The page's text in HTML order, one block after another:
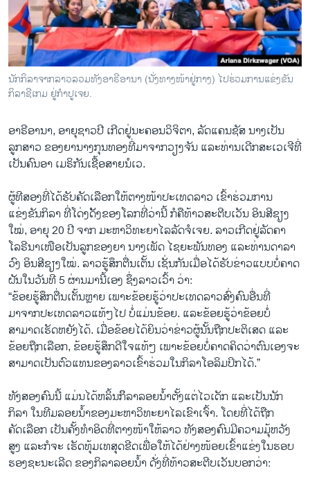
ນັກກິລາຈາກລາວລວມທັງອາຣີອານາ (ນັ່ງທາງໜ້າຢູ່ກາງ) ໄປຮ່ວມການແຂ່ງຂັນ
ກິລາຊີເກມ ຢູ່ກໍາປູເຈຍ.
ອາຣີອານາ, ອາຍຸຊາວປີ ເກີດຢູ່ນະຄອນວິຈິຕາ, ລັດແຄນຊັສ ນາງເປັນ
ລູກສາວ ຂອງຍານາງກຸນທອງທີ່ມາຈາກວຽງຈັນ ແລະທ່ານເດີກສະເວເຈີທີ່
ເປັນຄົນອາ ເມຣິກັນເຊື້ອສາຍນໍເວ.
ຜູ້ທີສອງທີ່ໄດ້ຮັບຄັດເລືອກໃຫ້ຕາງໜ້າປະເທດລາວ ເຂົ້າຮ່ວມການ
ແຂ່ງຂັນກິລາ ທີ່ໂດ່ງດັັງຂອງໂລກທີ່ວ່ານີ້ ກໍຄືທ້າວສະຕີບເວັນ ອິນສີຊຽງ
ໃໝ່, ອາຍຸ 20 ປີ ຈາກ ມະຫາວິທະຍາໄລລັດຈໍເຈຍ. ລາວເກີດຢູ່ລັດຄາ
ໂລຣີນາເໜືອເປັນລູກຂອງຍາ ນາງເພັດ ໄຊຍະພັນທອງ ແລະທ່ານດາລາ
ວົງ ອິນສີຊຽງໃໝ່. ລາວຮູ້ສຶກຕື່ນເຕັ້ນ ເຊັ່ນກັນເມື່ອໄດ້ຮັບຂ່າວແບບບໍ່ຄາດ
ຝັນໃນວັນທີ 5 ຜ່ານມານີ້ເອງ ຊຶ່ງລາວເວົ້າ ວ່າ:
“ຂ້ອຍຮູ້ສຶກຕື່ນເຕັ້ນຫຼາຍ ເພາະຂ້ອຍຮູ້ວ່າປະເທດລາວສົ່ງຄົນອື່ນທີ່
ມາຈາກປະເທດລາວແທ້ໆໄປ ບໍ່ແມ່ນຂ້ອຍ. ແລະຂ້ອຍຮູ້ວ່າຂ້ອຍບໍ່
ສາມາດເຮັດຫຍັງໄດ້. ເມື່ອຂ້ອຍໄດ້ຍິນວ່າຂ່າວຜູ້ນັ້ນຖືກປະຕິເສດ ແລະ
ຂ້ອຍຖືກເລືອກ, ຂ້ອຍຮູ້ສຶກດີໃຈແທ້ໆ ເພາະຂ້ອຍບໍ່ຄາດຄິດວ່າຕົນເອງຈະ
ສາມາດເປັນຕົວແທນຂອງລາວເຂົ້າຮ່ວມໃນກິລາໂອລິມປິກໄດ້.”
ທັງສອງຄົນນີ້ ແມ່ນໄດ້ຫລິ້ນກິິລາລອຍນໍ້າຕັ້ງແຕ່ໄວເດັກ ແລະເປັນນັກ
ກິລາ ໃນທີມລອຍນໍ້າຂອງມະຫາວິທະຍາໄລເຂົາເຈົ້າ. ໂດຍທີ່ໄດ້ຖືກ
ຄັດເລືອກ ເປັນຄັ້ງທໍາອິດທີ່ຕາງໜ້າໃຫ້ລາວ ທັງສອງຄົນມີຄວາມມຸ້ຫວັງ
ສູງ ແລະກໍຈະ ເຮັດທຸ້ມເທສຸດຂີດເພື່ອໃຫ້ໄດ້ຢ່າງໜ້ອຍເຂົ້າແຂ່ງໃນຮອບ
ຮອງຊະນະເລີດ ຂອງກິລາລອຍນໍ້າ ດັ່ງທີ່ທ້າວສະຕີບເວັນບອກວ່າ: